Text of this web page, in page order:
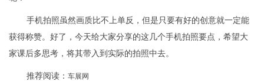
手机拍照虽然画质比不上单反，但是只要有好的创意就一定能
获得称赞。好了，今天给大家分享的这几个手机拍照要点，希望大
家课后多思考，将其带入到实际的拍照中去。
推荐阅读： 车展网